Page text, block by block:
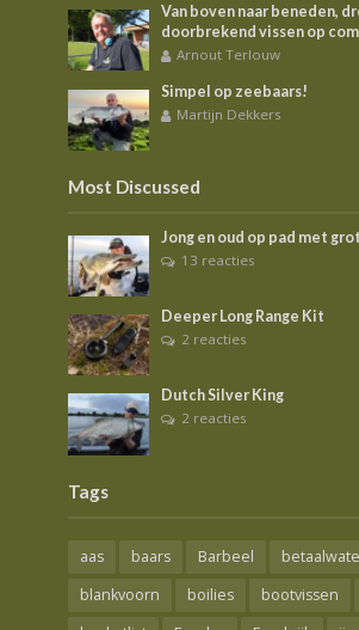
Van boven naar beneden,
doorbrekend vissen op
Arnout Terlouw
Simpel op zeebaars!
Martijn Dekkers
Most Discussed
Jong en oud op pad met
13 reacties
Deeper Long Range Kit
2 reacties
Dutch Silver King
2 reacties
Tags
aas baars Barbeel
blankvoorn
boilies bootvissen